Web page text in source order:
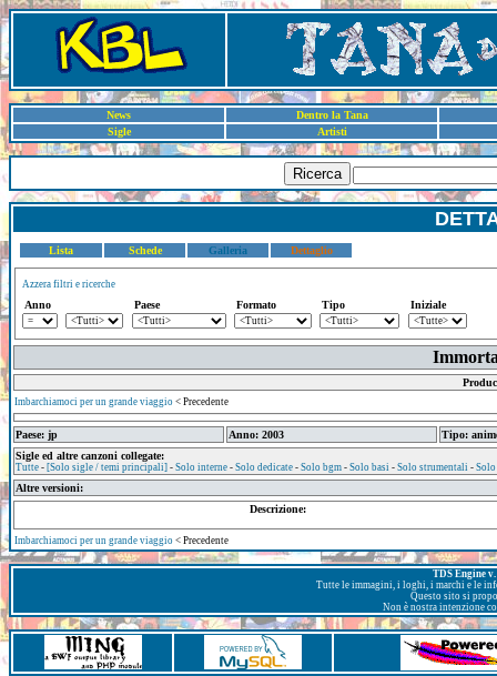
News
Dentro la Tana
Sigle
Artisti
Ricerca
Lista Schede Galleria Dettaglio
Azzera filtri e ricerche
Anno Paese Formato Tipo Iniziale
Imbarchiamoci per un grande viaggio < Precedente
Paese: jp Anno: 2003
Tipo:
Sigle ed altre canzoni collegate:
Tutte - [Solo sigle / temi principali] - Solo interne - Solo dedicate - Solo bgm - Solo basi - Solo strumentali - Solo
Altre versioni:
Descrizione:
Imbarchiamoci per un grande viaggio < Precedente
TDS Engine
Tutte le immagini, i loghi, i marchi e le
Questo sito si
Non è nostra intenzione